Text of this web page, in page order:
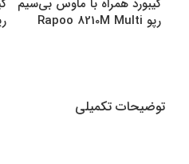
رپو Rapoo 8210M Multi
توضیحات تکمیلی